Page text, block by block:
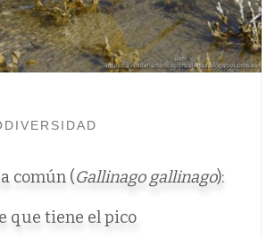
común (Gallinago gallinago):
que tiene el pico